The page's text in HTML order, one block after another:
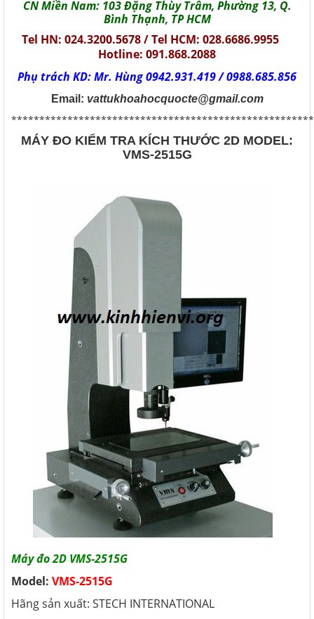
CN Miền Nam: 103 Đặng Thùy Trâm, Phường 13, Q.
Bình Thạnh, TP HCM
Tel HN: 024.3200.5678 / Tel HCM: 028.6686.9955
Hotline: 091.868.2088
Phụ trách KD: Mr. Hùng 0942.931.419 / 0988.685.856
Email: vattukhoahocquocte@gmail.com
MÁY ĐO KIỂM TRA KÍCH THƯỚC 2D MODEL:
VMS-2515G
Máy đo 2D VMS-2515G
Model: VMS-2515G
Hãng sản xuất: STECH INTERNATIONAL